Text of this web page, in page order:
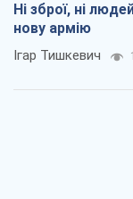
Ні зброї, ні
нову армію
Ігар Тишкевич